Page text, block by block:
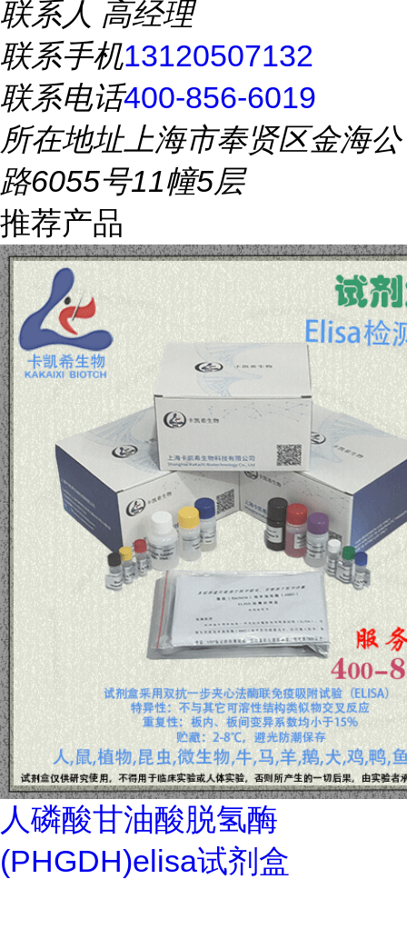
联系人 高经理
联系手机13120507132
联系电话400-856-6019
所在地址上海市奉贤区金海公
路6055号11幢5层
推荐产品
人磷酸甘油酸脱氢酶
(PHGDH)elisa试剂盒